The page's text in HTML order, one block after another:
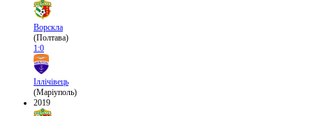
Ворскла
(Полтава)
1:0
Іллічівець
(Маріуполь)
2019